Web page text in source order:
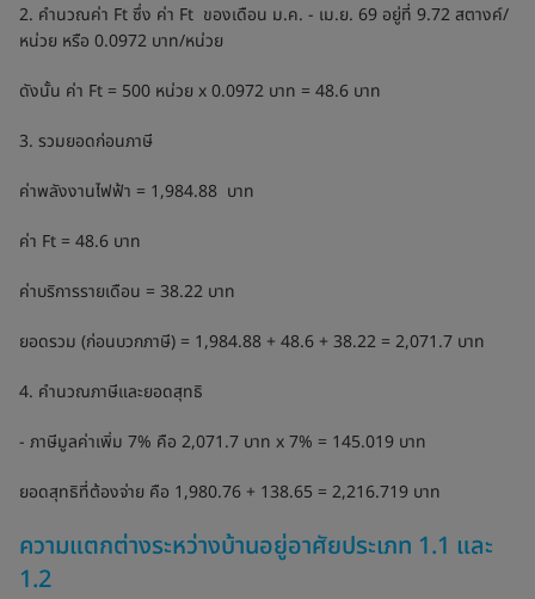
2. คำนวณค่า Ft ซึ่ง ค่า Ft ของเดือน ม.ค. - เม.ย. 69 อยู่ที่ 9.72 สตางค์/
หน่วย หรือ 0.0972 บาท/หน่วย
ดังนั้น ค่า Ft = 500 หน่วย x 0.0972 บาท = 48.6 บาท
3. รวมยอดก่อนภาษี
ค่าพลังงานไฟฟ้า = 1,984.88 บาท
ค่า Ft = 48.6 บาท
ค่าบริการรายเดือน = 38.22 บาท
ยอดรวม (ก่อนบวกภาษี) = 1,984.88 + 48.6 + 38.22 = 2,071.7 บาท
4. คำนวณภาษีและยอดสุทธิ
- ภาษีมูลค่าเพิ่ม 7% คือ 2,071.7 บาท x 7% = 145.019 บาท
ยอดสุทธิที่ต้องจ่าย คือ 1,980.76 + 138.65 = 2,216.719 บาท
ความแตกต่างระหว่างบ้านอยู่อาศัยประเภท 1.1 และ
1.2